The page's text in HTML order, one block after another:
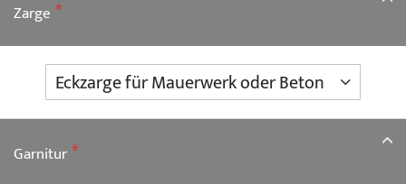
Zarge
Garnitur